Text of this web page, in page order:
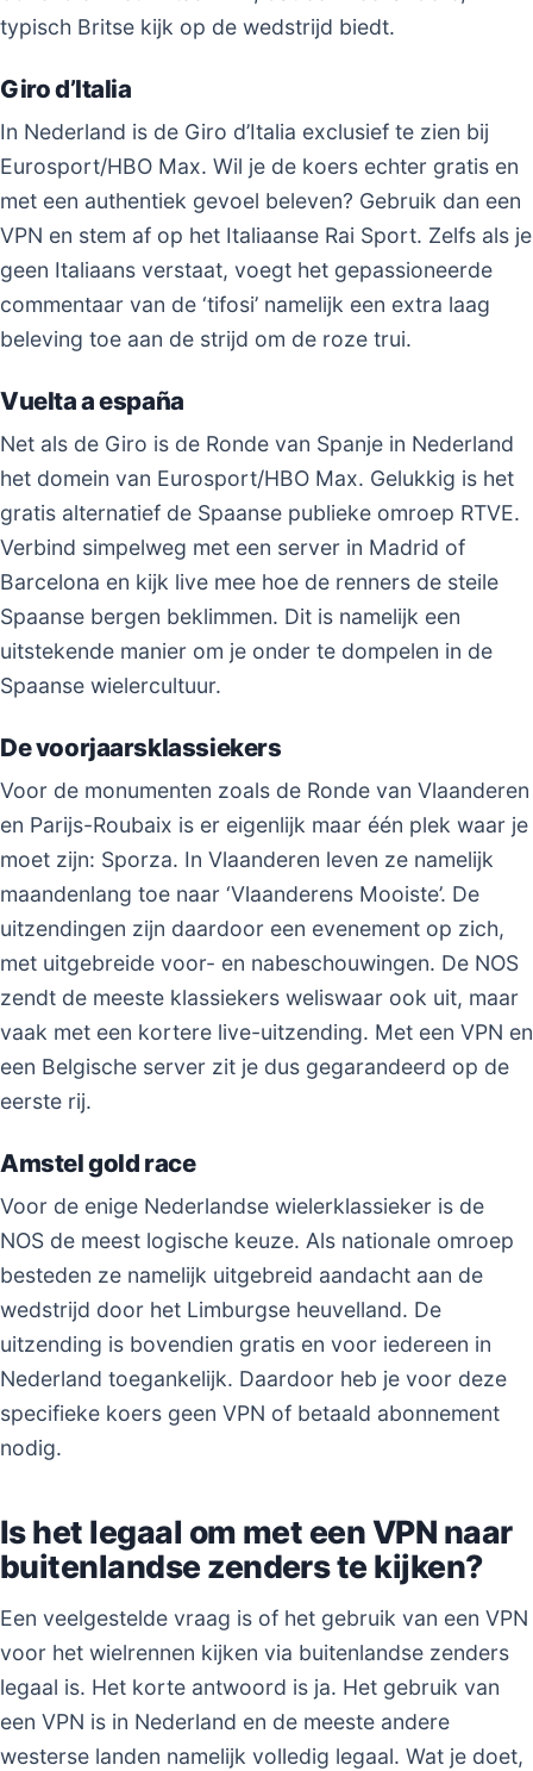
typisch Britse kijk op de wedstrijd biedt.
Giro d’Italia
In Nederland is de Giro d’Italia exclusief te zien bij
Eurosport/HBO Max. Wil je de koers echter gratis en
met een authentiek gevoel beleven? Gebruik dan een
VPN en stem af op het Italiaanse Rai Sport. Zelfs als je
geen Italiaans verstaat, voegt het gepassioneerde
commentaar van de ‘tifosi’ namelijk een extra laag
beleving toe aan de strijd om de roze trui.
Vuelta a españa
Net als de Giro is de Ronde van Spanje in Nederland
het domein van Eurosport/HBO Max. Gelukkig is het
gratis alternatief de Spaanse publieke omroep RTVE.
Verbind simpelweg met een server in Madrid of
Barcelona en kijk live mee hoe de renners de steile
Spaanse bergen beklimmen. Dit is namelijk een
uitstekende manier om je onder te dompelen in de
Spaanse wielercultuur.
De voorjaarsklassiekers
Voor de monumenten zoals de Ronde van Vlaanderen
en Parijs-Roubaix is er eigenlijk maar één plek waar je
moet zijn: Sporza. In Vlaanderen leven ze namelijk
maandenlang toe naar ‘Vlaanderens Mooiste’. De
uitzendingen zijn daardoor een evenement op zich,
met uitgebreide voor- en nabeschouwingen. De NOS
zendt de meeste klassiekers weliswaar ook uit, maar
vaak met een kortere live-uitzending. Met een VPN en
een Belgische server zit je dus gegarandeerd op de
eerste rij.
Amstel gold race
Voor de enige Nederlandse wielerklassieker is de
NOS de meest logische keuze. Als nationale omroep
besteden ze namelijk uitgebreid aandacht aan de
wedstrijd door het Limburgse heuvelland. De
uitzending is bovendien gratis en voor iedereen in
Nederland toegankelijk. Daardoor heb je voor deze
specifieke koers geen VPN of betaald abonnement
nodig.
Is het legaal om met een VPN naar
buitenlandse zenders te kijken?
Een veelgestelde vraag is of het gebruik van een VPN
voor het wielrennen kijken via buitenlandse zenders
legaal is. Het korte antwoord is ja. Het gebruik van
een VPN is in Nederland en de meeste andere
westerse landen namelijk volledig legaal. Wat je doet,